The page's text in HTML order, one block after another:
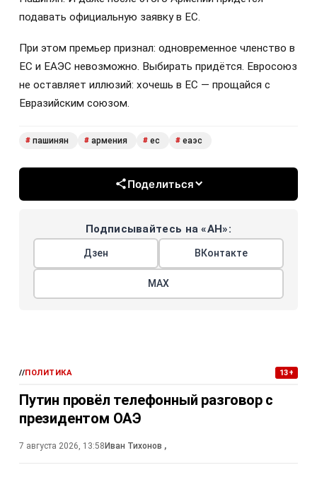
подавать официальную заявку в ЕС.
При этом премьер признал: одновременное членство в
ЕС и ЕАЭС невозможно. Выбирать придётся. Евросоюз
не оставляет иллюзий: хочешь в ЕС — прощайся с
Евразийским союзом.
# пашинян # армения # ес # еаэс
Поделиться
Подписывайтесь на «АН»:
Дзен ВКонтакте
МАХ
//ПОЛИТИКА 13+
Путин провёл телефонный разговор с
президентом ОАЭ
7 августа 2026, 13:58Иван Тихонов ,